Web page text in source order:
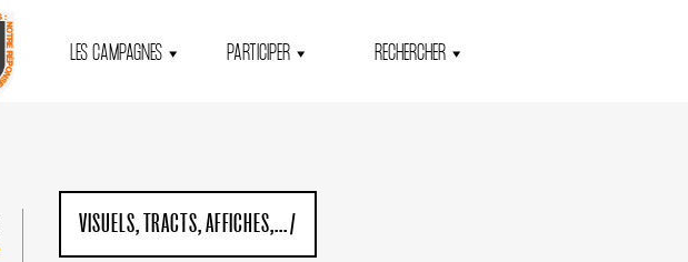
LES CAMPAGNES PARTICIPER RECHERCHER
VISUELS, TRACTS, AFFICHES,.../